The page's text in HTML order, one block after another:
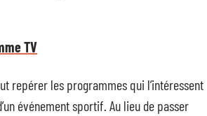
TV
repérer les programmes qui l’intéressent
événement sportif. Au lieu de passer